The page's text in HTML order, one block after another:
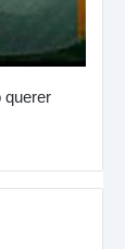
querer